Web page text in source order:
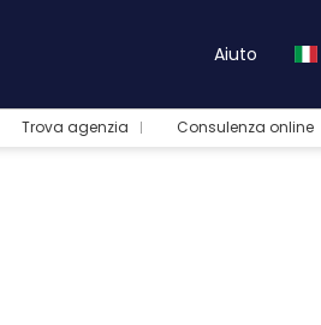
Aiuto
Trova agenzia Consulenza online